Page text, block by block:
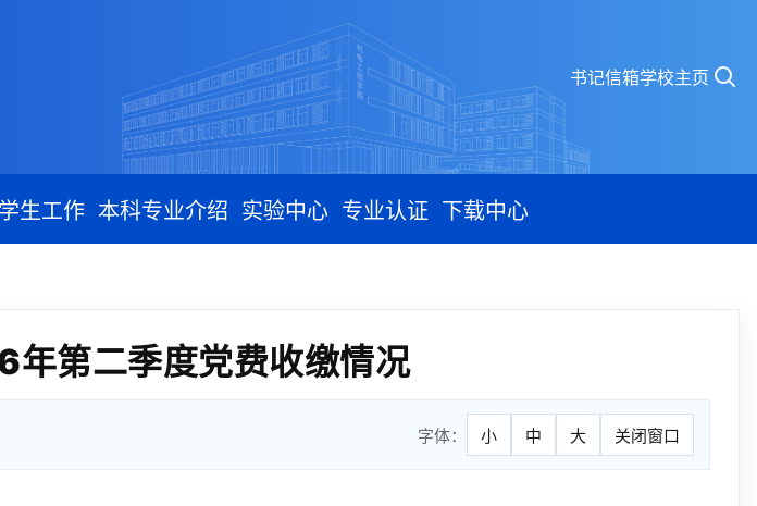
书记信箱学校主页
学生工作 本科专业介绍 实验中心 专业认证 下载中心
第二季度党费收缴情况
字体： 小 中 大 关闭窗口